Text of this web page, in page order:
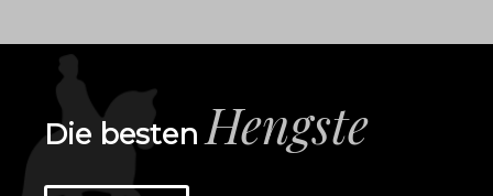
Die besten Hengste